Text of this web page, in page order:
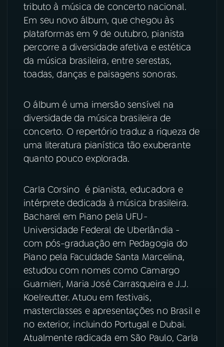
07ÚLTIMAS
08FESTIVAL DE MÚSICA
ACOMPANHE A RÁDIO NACIONAL
YouTube Facebook
Instagram X
TikTok
tributo à música de concerto nacional.
Em seu novo álbum, que chegou às
plataformas em 9 de outubro, pianista
percorre a diversidade afetiva e estética
da música brasileira, entre serestas,
toadas, danças e paisagens sonoras.
O álbum é uma imersão sensível na
diversidade da música brasileira de
concerto. O repertório traduz a riqueza de
uma literatura pianística tão exuberante
quanto pouco explorada.
Carla Corsino é pianista, educadora e
intérprete dedicada à música brasileira.
Bacharel em Piano pela UFU-
Universidade Federal de Uberlândia -
com pós-graduação em Pedagogia do
Piano pela Faculdade Santa Marcelina,
estudou com nomes como Camargo
Guarnieri, Maria José Carrasqueira e J.J.
Koelreutter. Atuou em festivais,
masterclasses e apresentações no Brasil e
no exterior, incluindo Portugal e Dubai.
Atualmente radicada em São Paulo, Carla